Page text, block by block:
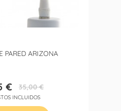
PARED ARIZONA
Precio
€Precio
base
35,00 €
INCLUIDOS